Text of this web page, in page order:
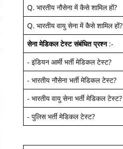
Q. भारतीय नौसेना में कैसे शामिल हों?
Q. भारतीय वायु सेना में कैसे शामिल हों?
सेना मेडिकल टेस्ट संबंधित प्रश्न:-
- इंडियन आर्मी भर्ती मेडिकल टेस्ट?
- भारतीय नौसेना भर्ती मेडिकल टेस्ट?
- भारतीय वायु सेना भर्ती मेडिकल टेस्ट?
- पुलिस भर्ती मेडिकल टेस्ट?